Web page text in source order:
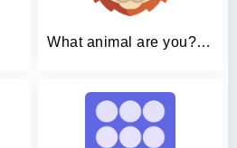
What animal are you? Test